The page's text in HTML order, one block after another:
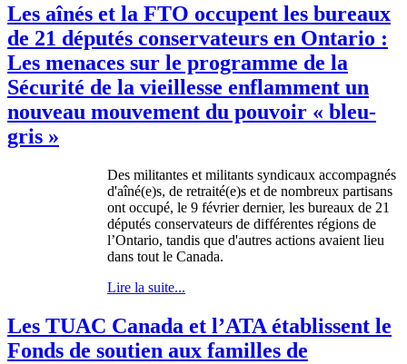
Les aînés et la FTO occupent les bureaux
de 21 députés conservateurs en Ontario :
Les menaces sur le programme de la
Sécurité de la vieillesse enflamment un
nouveau mouvement du pouvoir « bleu-
gris »
Des militantes et militants syndicaux accompagnés
d'aîné(e)s, de retraité(e)s et de nombreux partisans
ont occupé, le 9 févrierdernier, les bureaux de 21
députés conservateurs de différentes régions de
l’Ontario, tandis que d'autres actions avaient lieu
dans tout le Canada.
Lire la suite...
Les TUAC Canada et l’ATA établissent le
Fonds de soutien aux familles de